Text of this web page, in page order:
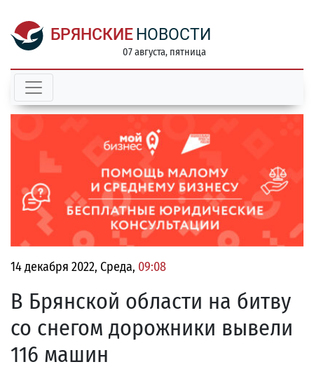
БРЯНСКИЕ НОВОСТИ
07 августа, пятница
14 декабря 2022, Среда, 09:08
В Брянской области на битву
со снегом дорожники вывели
116 машин